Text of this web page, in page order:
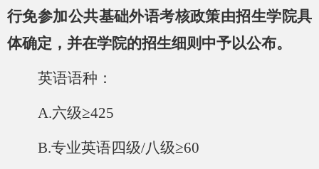
行免参加公共基础外语考核政策由招生学院具
体确定 ， 并在学院的招生细则中予以公布。
英语语种：
A.六级≥425
B.专业英语四级/八级≥60